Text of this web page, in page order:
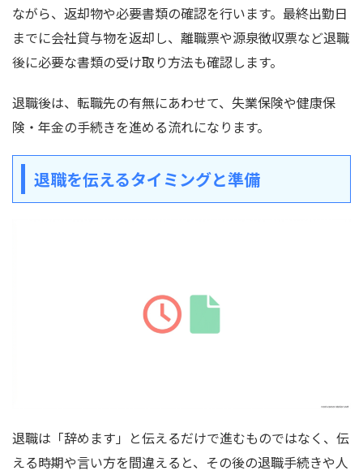
ながら、返却物や必要書類の確認を行います。最終出勤日
までに会社貸与物を返却し、離職票や源泉徴収票など退職
後に必要な書類の受け取り方法も確認します。
退職後は、転職先の有無にあわせて、失業保険や健康保
険・年金の手続きを進める流れになります。
退職を伝えるタイミングと準備
退職は「辞めます」と伝えるだけで進むものではなく、伝
える時期や言い方を間違えると、その後の退職手続きや人